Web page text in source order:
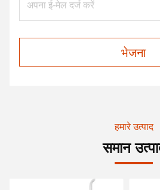
भेजना
हमारे उत्पाद
समान